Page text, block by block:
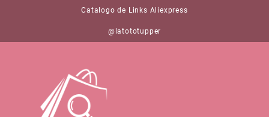
Catalogo de Links Aliexpress
@latototupper